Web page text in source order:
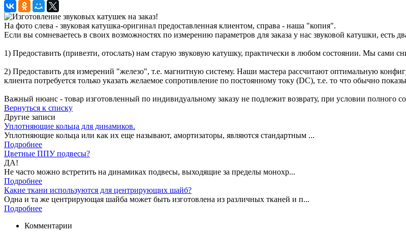
На фото слева - звуковая катушка-оригинал предоставленная клиентом, справа - наша "копия".
Если вы сомневаетесь в своих возможностях по измерению параметров для заказа у нас звуковой катушки, есть
1) Предоставить (привезти, отослать) нам старую звуковую катушку, практически в любом состоянии. Мы сами
2) Предоставить для измерений "железо", т.е. магнитную систему. Наши мастера рассчитают оптимальную
клиента потребуется только указать желаемое сопротивление по постоянному току (DC), т.е. то что обычно
Важный нюанс - товар изготовленный по индивидуальному заказу не подлежит возврату, при условии полного
Вернуться к списку
Другие записи
Уплотняющие кольца для динамиков.
Уплотняющие кольца или как их еще называют, амортизаторы, являются стандартным ...
Подробнее
Цветные ППУ подвесы?
ДА!
Не часто можно встретить на динамиках подвесы, выходящие за пределы монохр...
Подробнее
Какие ткани используются для центрирующих шайб?
Одна и та же центрирующая шайба может быть изготовлена из различных тканей и п...
Подробнее
Комментарии